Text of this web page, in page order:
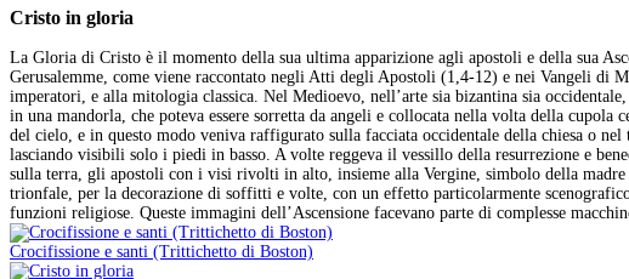
Cristo in gloria
La Gloria di Cristo è il momento della sua ultima apparizione agli apostoli e della sua
Gerusalemme, come viene raccontato negli Atti degli Apostoli (1,4-12) e nei Vangeli di
imperatori, e alla mitologia classica. Nel Medioevo, nell’arte sia bizantina sia
in una mandorla, che poteva essere sorretta da angeli e collocata nella volta della
del cielo, e in questo modo veniva raffigurato sulla facciata occidentale della chiesa o
lasciando visibili solo i piedi in basso. A volte reggeva il vessillo della resurrezione e
sulla terra, gli apostoli con i visi rivolti in alto, insieme alla Vergine, simbolo della madre
trionfale, per la decorazione di soffitti e volte, con un effetto particolarmente
funzioni religiose. Queste immagini dell’Ascensione facevano parte di complesse
Crocifissione e santi (Trittichetto di Boston)